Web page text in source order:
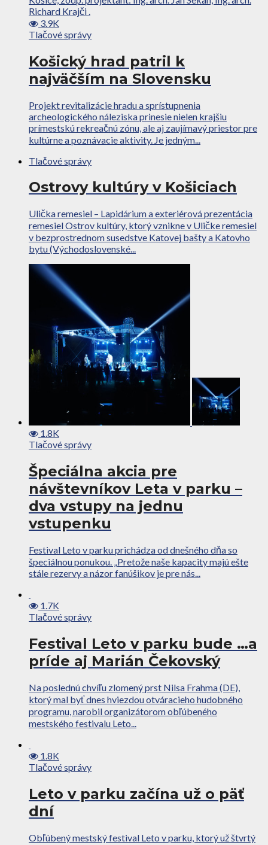
3.9K
Tlačové správy
Košický hrad patril k
najväčším na Slovensku
Projekt revitalizácie hradu a sprístupnenia
archeologického náleziska prinesie nielen krajšiu
prímestskú rekreačnú zónu, ale aj zaujímavý priestor pre
kultúrne a poznávacie aktivity. Je jedným...
Tlačové správy
Ostrovy kultúry v Košiciach
Ulička remesiel – Lapidárium a exteriérová prezentácia
remesiel Ostrov kultúry, ktorý vznikne v Uličke remesiel
v bezprostrednom susedstve Katovej bašty a Katovho
bytu (Východoslovenské...
1.8K
Tlačové správy
Špeciálna akcia pre
návštevníkov Leta v parku –
dva vstupy na jednu
vstupenku
Festival Leto v parku prichádza od dnešného dňa so
špeciálnou ponukou. „Pretože naše kapacity majú ešte
stále rezervy a názor fanúšikov je pre nás...
1.7K
Tlačové správy
Festival Leto v parku bude …a
príde aj Marián Čekovský
Na poslednú chvíľu zlomený prst Nilsa Frahma (DE),
ktorý mal byť dnes hviezdou otváracieho hudobného
programu, narobil organizátorom obľúbeného
mestského festivalu Leto...
1.8K
Tlačové správy
Leto v parku začína už o päť
dní
Obľúbený mestský festival Leto v parku, ktorý už štvrtý